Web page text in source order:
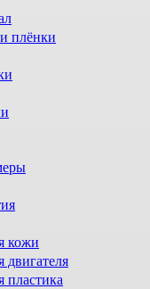
плёнки
кожи
двигателя
пластика